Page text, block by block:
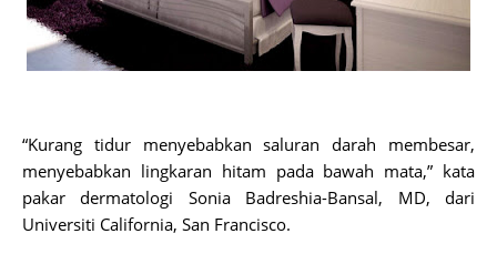
“Kurang tidur menyebabkan saluran darah membesar,
menyebabkan lingkaran hitam pada bawah mata,” kata
pakar dermatologi Sonia Badreshia-Bansal, MD, dari
Universiti California, San Francisco.